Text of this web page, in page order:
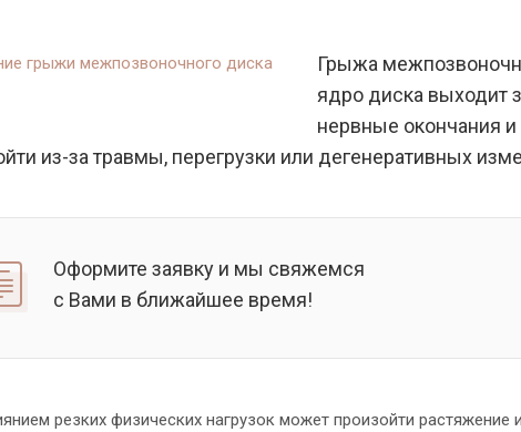
Грыжа
ядро диска выходит
нервные окончания
из-за травмы, перегрузки или дегенеративных
Оформите заявку и мы свяжемся
с Вами в ближайшее время!
резких физических нагрузок может произойти